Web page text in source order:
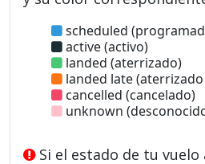
scheduled
active (activo)
landed (aterrizado)
landed late
cancelled (cancelado)
unknown
Si el estado de tu vuelo